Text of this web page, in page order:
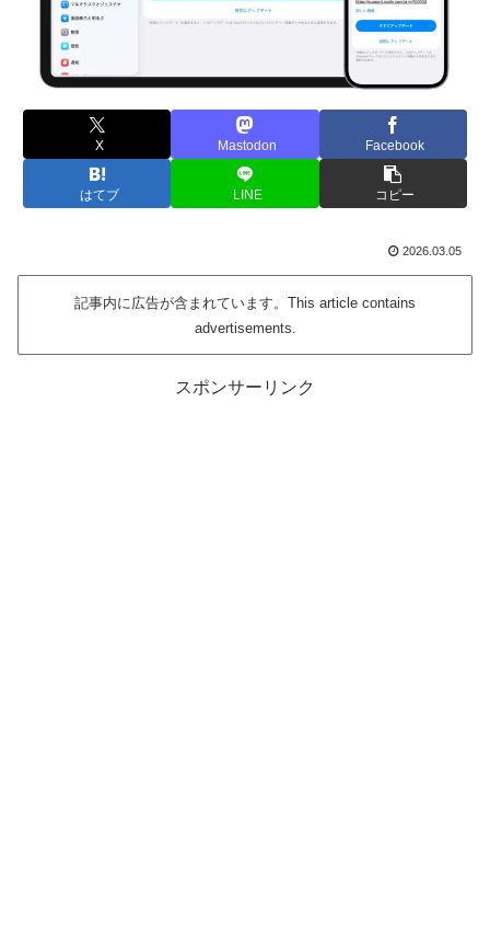
X Mastodon Facebook
はてブ LINE コピー
2026.03.05
記事内に広告が含まれています。This article contains
advertisements.
スポンサーリンク